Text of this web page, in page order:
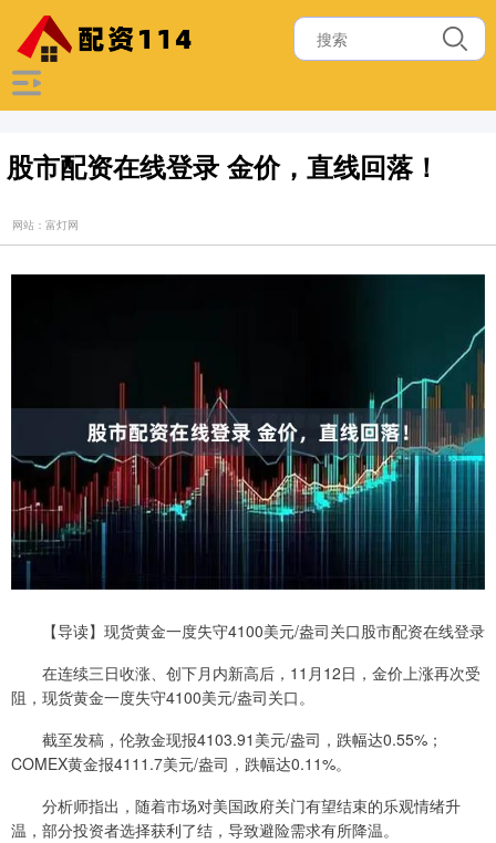
股市配资在线登录 金价，直线回落！
网站：富灯网
【导读】现货黄金一度失守4100美元/盎司关口股市配资在线登录
在连续三日收涨、创下月内新高后，11月12日，金价上涨再次受
阻，现货黄金一度失守4100美元/盎司关口。
截至发稿，伦敦金现报4103.91美元/盎司，跌幅达0.55%；
COMEX黄金报4111.7美元/盎司，跌幅达0.11%。
分析师指出，随着市场对美国政府关门有望结束的乐观情绪升
温，部分投资者选择获利了结，导致避险需求有所降温。